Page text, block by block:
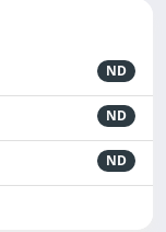
ND
ND
ND